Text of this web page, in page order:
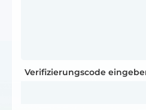
Verifizierungscode
Telefonnummer*